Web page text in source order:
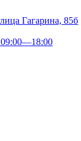
Гагарина, 85б